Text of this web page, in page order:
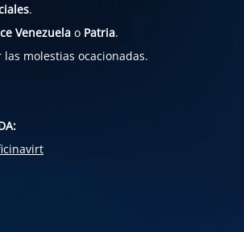
.
Venezuelao Patria.
molestias ocacionadas.